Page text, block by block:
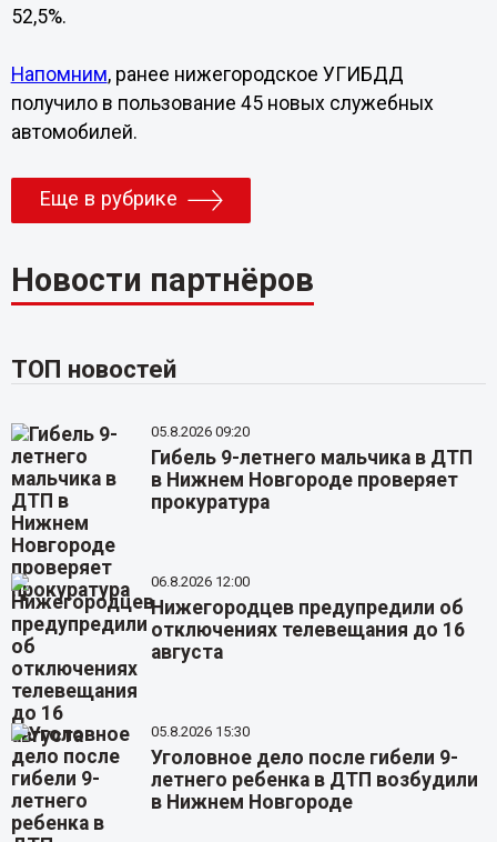
52,5%.
Напомним, ранее нижегородское УГИБДД
получило в пользование 45 новых служебных
автомобилей.
Еще в рубрике
Новости партнёров
ТОП новостей
05.8.2026 09:20
Гибель 9-летнего мальчика в ДТП
в Нижнем Новгороде проверяет
прокуратура
06.8.2026 12:00
Нижегородцев предупредили об
отключениях телевещания до 16
августа
05.8.2026 15:30
Уголовное дело после гибели 9-
летнего ребенка в ДТП возбудили
в Нижнем Новгороде